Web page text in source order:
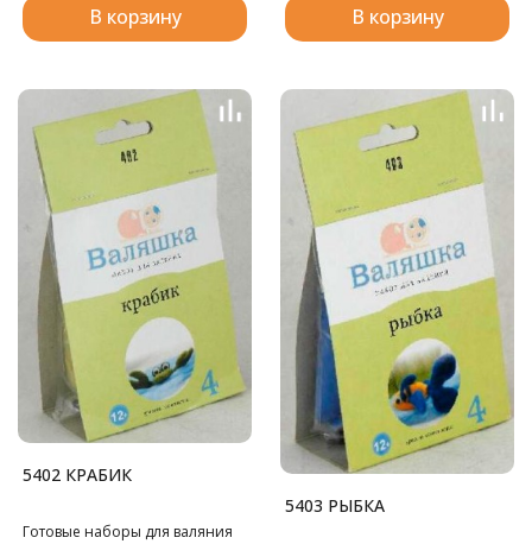
В корзину В корзину
5402 КРАБИК
Готовые наборы для валяния
5403 РЫБКА